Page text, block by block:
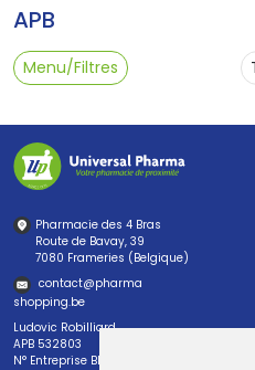
APB
Menu/Filtres
Pharmacie des 4 Bras
Route de Bavay, 39
7080 Frameries (Belgique)
contact@pharma
shopping.be
Ludovic Robilliard
APB 532803
N° Entreprise BE0447.382.113